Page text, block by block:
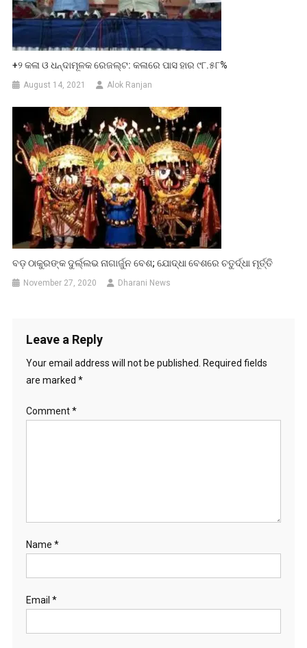
+୨ କଳା ଓ ଧନ୍ଦାମୂଳକ ରେଜଲ୍ଟ: କଳାରେ ପାସ ହାର ୯୮.୫୮%
August 14, 2021 Alok Ranjan
ବଡ଼ ଠାକୁରଙ୍କ ଦୁର୍ଲ୍ଲଭ ନାଗାର୍ଜୁନ ବେଶ; ଯୋଦ୍ଧା ବେଶରେ ଚତୁର୍ଦ୍ଧା ମୂର୍ତ୍ତି
November 27, 2020 Dharani News
Leave a Reply
Your email address will not be published. Required fields
are marked *
Comment*
Name *
Email *